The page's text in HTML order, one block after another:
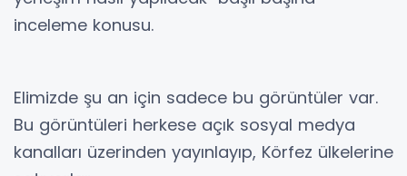
inceleme konusu.
Elimizde şu an için sadece bu görüntüler var.
Bu görüntüleri herkese açık sosyal medya
kanalları üzerinden yayınlayıp, Körfez ülkelerine